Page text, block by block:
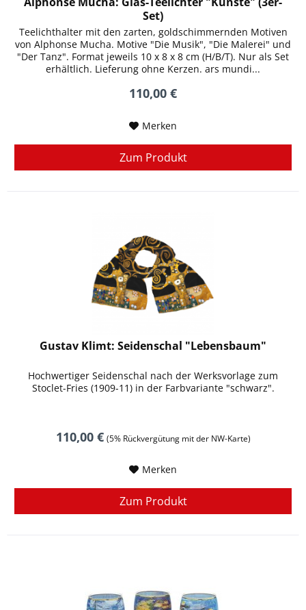
Set)
Teelichthalter mit den zarten, goldschimmernden Motiven
von Alphonse Mucha. Motive "Die Musik", "Die Malerei" und
"Der Tanz". Format jeweils 10 x 8 x 8 cm (H/B/T). Nur als Set
erhältlich. Lieferung ohne Kerzen. ars mundi...
110,00 €
Merken
Zum Produkt
Gustav Klimt: Seidenschal "Lebensbaum"
Hochwertiger Seidenschal nach der Werksvorlage zum
Stoclet-Fries (1909-11) in der Farbvariante "schwarz".
110,00 € (5% Rückvergütung mit der NW-Karte)
Merken
Zum Produkt